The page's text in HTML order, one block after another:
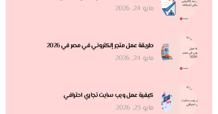
مايو 24, 2026
طريقة عمل متجر إلكتروني في مصر في 2026
مايو 24, 2026
كيفية عمل ويب سايت تجاري احترافي
مايو 23, 2026